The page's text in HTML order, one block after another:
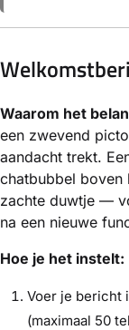
Waarom het
een zwevend
aandacht trekt.
chatbubbel boven
zachte duwtje —
na een nieuwe
Hoe je het instelt:
Voer je bericht
(maximaal 50